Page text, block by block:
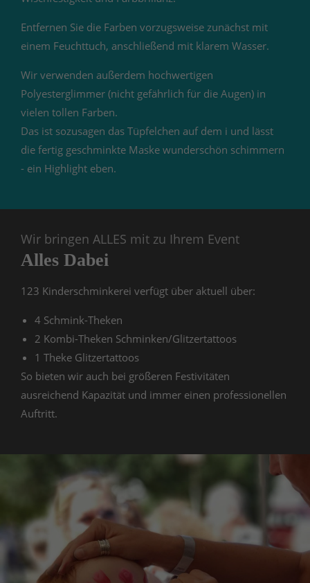
Entfernen Sie die Farben vorzugsweise zunächst mit
einem Feuchttuch, anschließend mit klarem Wasser.
Wir verwenden außerdem hochwertigen
Polyesterglimmer (nicht gefährlich für die Augen) in
vielen tollen Farben.
Das ist sozusagen das Tüpfelchen auf dem i und lässt
die fertig geschminkte Maske wunderschön schimmern
- ein Highlight eben.
Wir bringen ALLES mit zu Ihrem Event
Alles Dabei
123 Kinderschminkerei verfügt über aktuell über:
4 Schmink-Theken
2 Kombi-Theken Schminken/Glitzertattoos
1 Theke Glitzertattoos
So bieten wir auch bei größeren Festivitäten
ausreichend Kapazität und immer einen professionellen
Auftritt.